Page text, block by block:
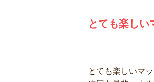
とても楽しい
とても楽しいマ